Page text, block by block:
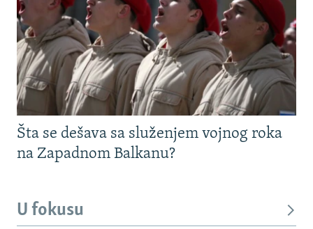
Šta se dešava sa služenjem vojnog roka
na Zapadnom Balkanu?
U fokusu